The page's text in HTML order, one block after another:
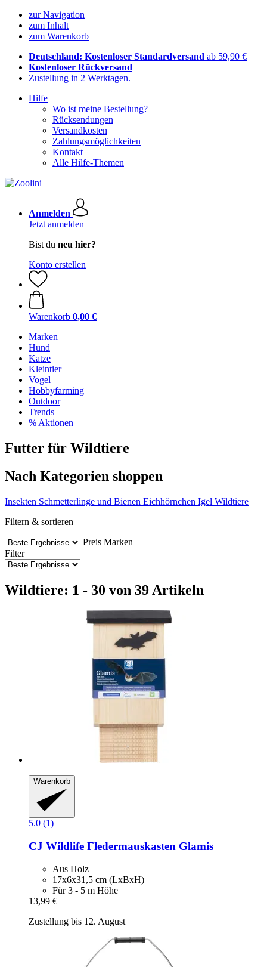
zur Navigation
zum Inhalt
zum Warenkorb
Deutschland: Kostenloser Standardversand ab 59,90 €
Kostenloser Rückversand
Zustellung in 2 Werktagen.
Hilfe
Wo ist meine Bestellung?
Rücksendungen
Versandkosten
Zahlungsmöglichkeiten
Kontakt
Alle Hilfe-Themen
Anmelden
Jetzt anmelden
Bist du neu hier?
Konto erstellen
Warenkorb 0,00 €
Marken
Hund
Katze
Kleintier
Vogel
Hobbyfarming
Outdoor
Trends
% Aktionen
Futter für Wildtiere
Nach Kategorien shoppen
Insekten Schmetterlinge und Bienen Eichhörnchen Igel Wildtiere
Filtern & sortieren
Preis Marken
Filter
Wildtiere: 1 - 30 von 39 Artikeln
Warenkorb
5.0 (1)
CJ Wildlife Fledermauskasten Glamis
Aus Holz
17x6x31,5 cm (LxBxH)
Für 3 - 5 m Höhe
13,99 €
Zustellung bis 12. August